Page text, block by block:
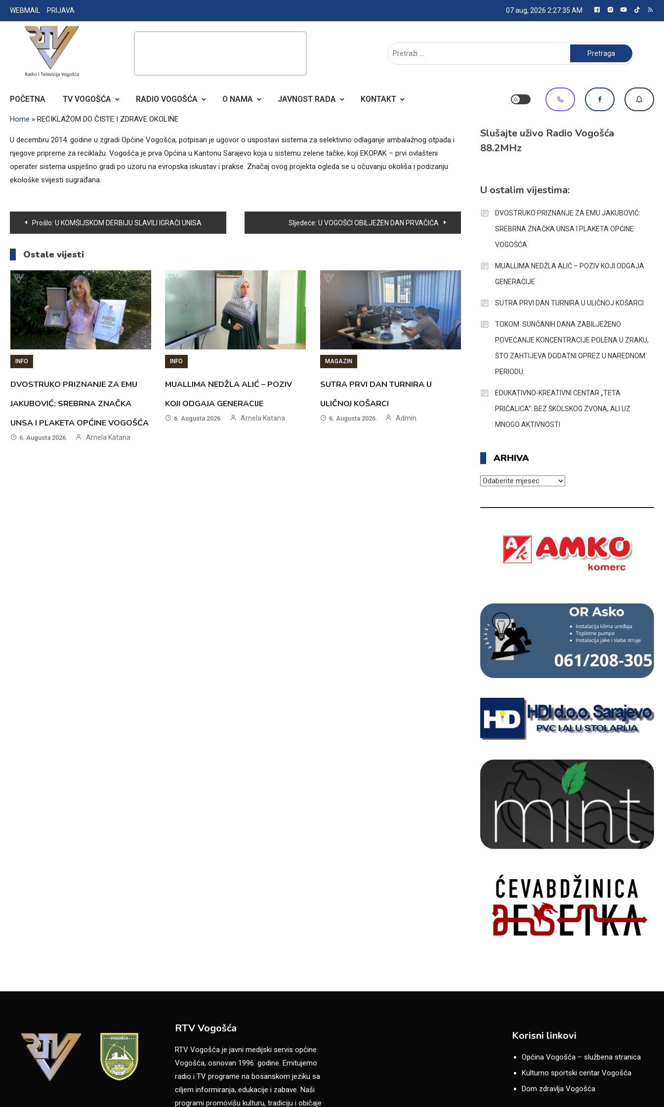
Skip
to
WEBMAIL PRIJAVA 07 aug, 2026 2:27:35 AM
RADIO TELEVIZIJA VOGOŠĆA
Pretraga:
POČETNA TV VOGOŠĆA RADIO VOGOŠĆA O NAMA JAVNOST RADA KONTAKT
Home » RECIKLAŽOM DO ČISTE I ZDRAVE OKOLINE
U decembru 2014. godine u zgradi Općine Vogošća, potpisan je ugovor o uspostavi sistema za selektivno odlaganje ambalažnog otpada i
njegove pripreme za reciklažu. Vogošća je prva Općina u Kantonu Sarajevo koja u sistemu zelene tačke, koji EKOPAK – prvi ovlašteni
operater sistema uspješno gradi po uzoru na evropska iskustav i prakse. Značaj ovog projekta ogleda se u očuvanju okoliša i podizanju
ekološke svijesti sugrađana.
Navigacija
članaka
Prošlo: U KOMŠIJSKOM DERBIJU SLAVILI IGRAČI UNISA Sljedeće: U VOGOŠĆI OBILJEŽEN DAN PRVAČIĆA
Ostale vijesti
INFO
DVOSTRUKO PRIZNANJE ZA EMU
JAKUBOVIĆ: SREBRNA ZNAČKA
UNSA I PLAKETA OPĆINE VOGOŠĆA
6. Augusta 2026. Arnela Katana
INFO
MUALLIMA NEDŽLA ALIĆ – POZIV
KOJI ODGAJA GENERACIJE
6. Augusta 2026. Arnela Katana
MAGAZIN
SUTRA PRVI DAN TURNIRA U
ULIČNOJ KOŠARCI
6. Augusta 2026. Admin
Slušajte uživo Radio Vogošća
88.2MHz
U ostalim vijestima:
DVOSTRUKO PRIZNANJE ZA EMU JAKUBOVIĆ:
SREBRNA ZNAČKA UNSA I PLAKETA OPĆINE
VOGOŠĆA
MUALLIMA NEDŽLA ALIĆ – POZIV KOJI ODGAJA
GENERACIJE
SUTRA PRVI DAN TURNIRA U ULIČNOJ KOŠARCI
TOKOM SUNČANIH DANA ZABILJEŽENO
POVEĆANJE KONCENTRACIJE POLENA U ZRAKU,
ŠTO ZAHTIJEVA DODATNI OPREZ U NAREDNOM
PERIODU.
EDUKATIVNO-KREATIVNI CENTAR „TETA
PRIČALICA”: BEZ ŠKOLSKOG ZVONA, ALI UZ
MNOGO AKTIVNOSTI
ARHIVA
ARHIVA
RTV Vogošća
RTV Vogošća je javni medijski servis općine
Vogošća, osnovan 1996. godine. Emitujemo
radio i TV programe na bosanskom jeziku sa
ciljem informiranja, edukacije i zabave. Naši
programi promovišu kulturu, tradiciju i običaje
Korisni linkovi
Općina Vogošća – službena stranica
Kulturno sportski centar Vogošća
Dom zdravlja Vogošća